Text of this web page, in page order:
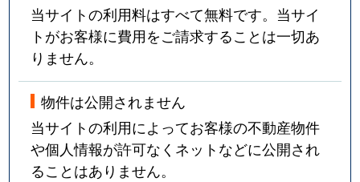
当サイトの利用料はすべて無料です。当サイ
トがお客様に費用をご請求することは一切あ
りません。
物件は公開されません
当サイトの利用によってお客様の不動産物件
や個人情報が許可なくネットなどに公開され
ることはありません。